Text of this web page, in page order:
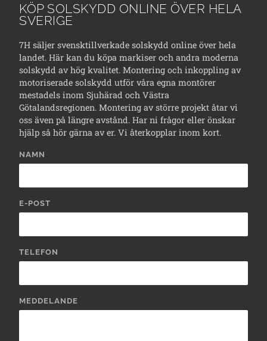
KÖP SOLSKYDD ONLINE ÖVER HELA
SVERIGE
7H säljer svensktillverkade solskydd online över hela
landet. Här kan du köpa markiser och andra moderna
solskydd av hög kvalitet. Montering och inkoppling av
motoriserade solskydd utför våra egna montörer
mestadels inom Sjuhärad och Västra
Götalandsregionen. Montering av större projekt åtar vi
oss även på längre avstånd. Har ni frågor eller önskar
hjälp så hör gärna av er. Vi återkopplar inom kort.
NAMN
E-POST
TELEFON
MEDDELANDE